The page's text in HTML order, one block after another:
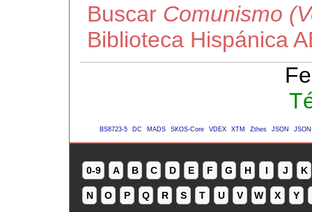
Buscar Comunismo
Biblioteca Hispánica
BS8723-5 DC MADS SKOS-Core VDEX XTM Zthes JSON
0-9 A B C D E F G H I J K
N O P Q R S T U V W X Y